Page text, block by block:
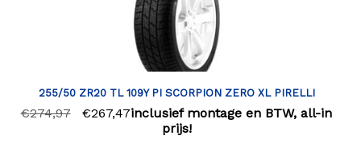
255/50 ZR20 TL 109Y PI SCORPION ZERO XL PIRELLI
€274,97 €267,47inclusief montage en BTW, all-in
prijs!